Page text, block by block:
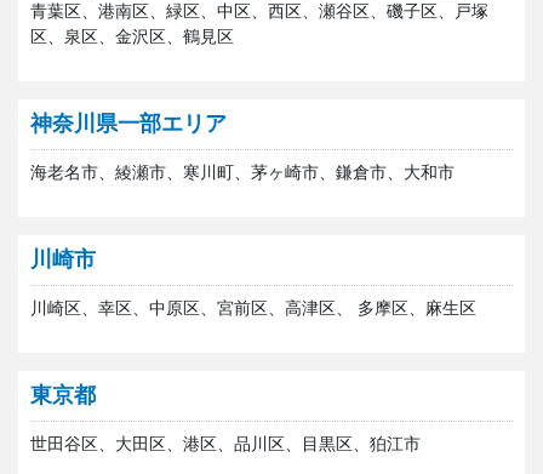
青葉区、港南区、緑区、中区、西区、瀬谷区、磯子区、戸塚
区、泉区、金沢区、鶴見区
神奈川県一部エリア
海老名市、綾瀬市、寒川町、茅ヶ崎市、鎌倉市、大和市
川崎市
川崎区、幸区、中原区、宮前区、高津区、 多摩区、麻生区
東京都
世田谷区、大田区、港区、品川区、目黒区、狛江市